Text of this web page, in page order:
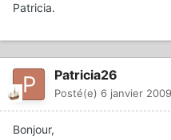
Patricia.
Patricia26
Posté(e) 6 janvier 2009
Bonjour,